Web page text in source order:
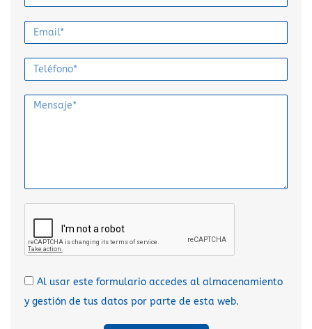
Al usar este formulario accedes al almacenamiento
y gestión de tus datos por parte de esta web.